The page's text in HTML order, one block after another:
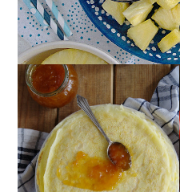
NALEŚNIKI IDEALNE -
PRZEPIS PODSTAWOWY